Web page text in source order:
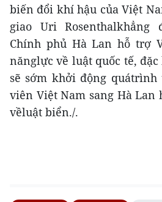
biến đổi khí hậu của Việt
giao Uri
Chính phủ Hà Lan hỗ trợ
nănglực về luật quốc tế,
sẽ sớm khởi động
viên Việt Nam sang Hà Lan
vềluật biển./.